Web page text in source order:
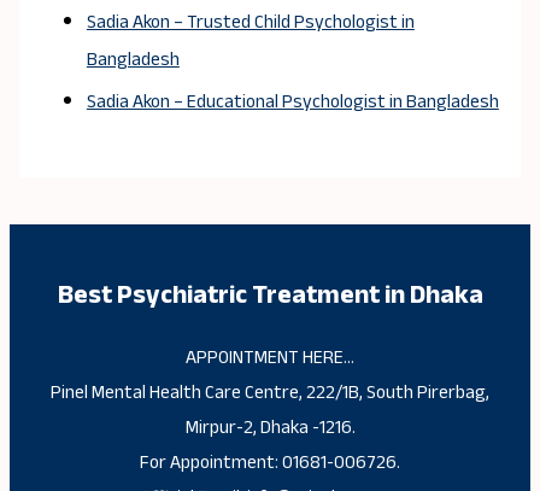
Sadia Akon – Trusted Child Psychologist in
Bangladesh
Sadia Akon – Educational Psychologist in Bangladesh
Best Psychiatric Treatment in Dhaka
APPOINTMENT HERE…
Pinel Mental Health Care Centre, 222/1B, South Pirerbag,
Mirpur-2, Dhaka -1216.
For Appointment: 01681-006726.